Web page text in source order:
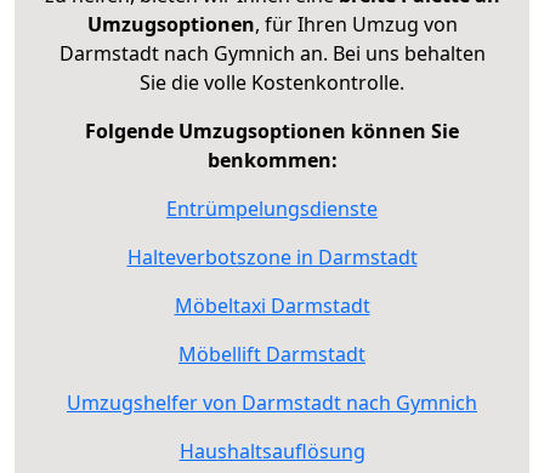
Umzugsoptionen, für Ihren Umzug von
Darmstadt nach Gymnich an. Bei uns behalten
Sie die volle Kostenkontrolle.
Folgende Umzugsoptionen können Sie
benkommen:
Entrümpelungsdienste
Halteverbotszone in Darmstadt
Möbeltaxi Darmstadt
Möbellift Darmstadt
Umzugshelfer von Darmstadt nach Gymnich
Haushaltsauflösung